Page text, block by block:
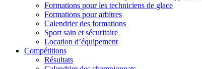
Formations pour les techniciens de glace
Formations pour arbitres
Calendrier des formations
Sport sain et sécuritaire
Location d’équipement
Compétitions
Résultats